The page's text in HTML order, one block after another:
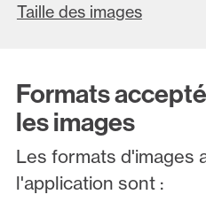
Taille des images
Formats
les images
Les formats d'images
l'application sont :